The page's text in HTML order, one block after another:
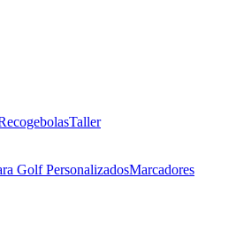
Taller
Golf PersonalizadosMarcadores